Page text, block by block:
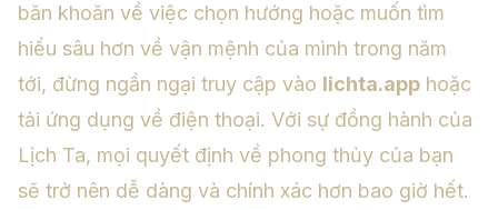
băn khoăn về việc chọn hướng hoặc muốn tìm
hiểu sâu hơn về vận mệnh của mình trong năm
tới, đừng ngần ngại truy cập vào lichta.app hoặc
tải ứng dụng về điện thoại. Với sự đồng hành của
Lịch Ta, mọi quyết định về phong thủy của bạn
sẽ trở nên dễ dàng và chính xác hơn bao giờ hết.